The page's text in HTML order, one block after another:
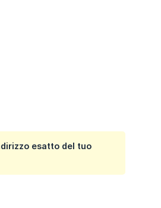
esatto del tuo